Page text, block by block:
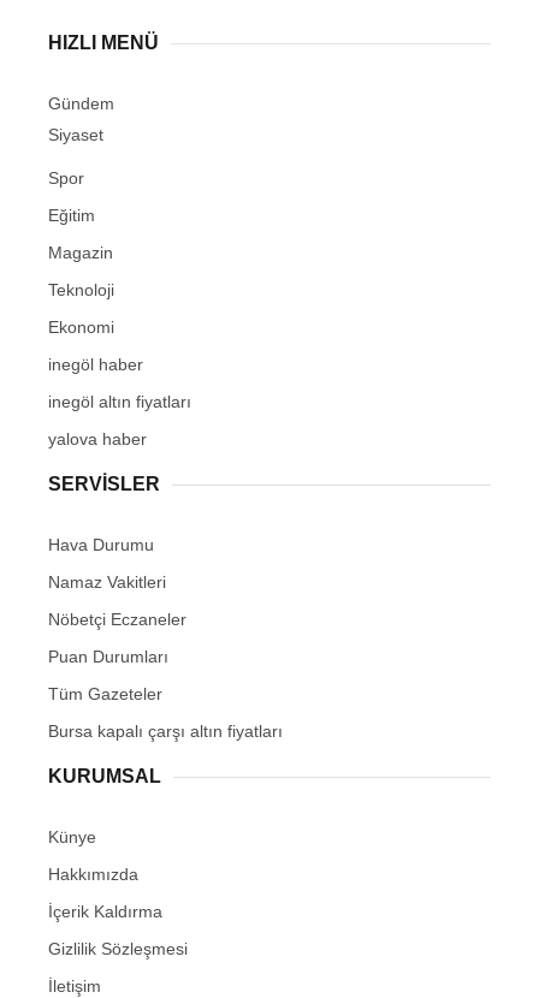
HIZLI MENÜ
Gündem
Siyaset
Spor
Eğitim
Magazin
Teknoloji
Ekonomi
inegöl haber
inegöl altın fiyatları
yalova haber
SERVİSLER
Hava Durumu
Namaz Vakitleri
Nöbetçi Eczaneler
Puan Durumları
Tüm Gazeteler
Bursa kapalı çarşı altın fiyatları
KURUMSAL
Künye
Hakkımızda
İçerik Kaldırma
Gizlilik Sözleşmesi
İletişim